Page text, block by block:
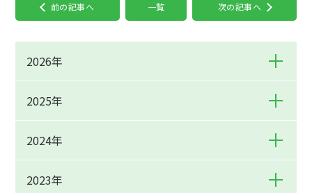
前の記事へ 一覧 次の記事へ
2026年
2025年
2024年
2023年